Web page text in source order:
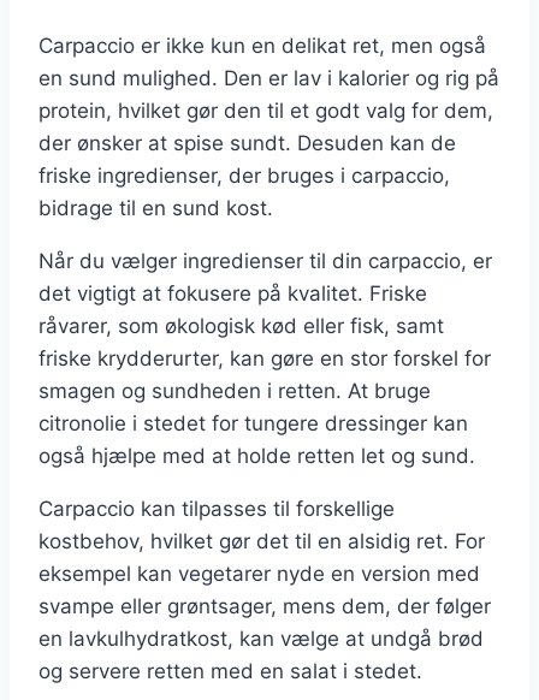
Carpaccio er ikke kun en delikat ret, men også
en sund mulighed. Den er lav i kalorier og rig på
protein, hvilket gør den til et godt valg for dem,
der ønsker at spise sundt. Desuden kan de
friske ingredienser, der bruges i carpaccio,
bidrage til en sund kost.
Når du vælger ingredienser til din carpaccio, er
det vigtigt at fokusere på kvalitet. Friske
råvarer, som økologisk kød eller fisk, samt
friske krydderurter, kan gøre en stor forskel for
smagen og sundheden i retten. At bruge
citronolie i stedet for tungere dressinger kan
også hjælpe med at holde retten let og sund.
Carpaccio kan tilpasses til forskellige
kostbehov, hvilket gør det til en alsidig ret. For
eksempel kan vegetarer nyde en version med
svampe eller grøntsager, mens dem, der følger
en lavkulhydratkost, kan vælge at undgå brød
og servere retten med en salat i stedet.